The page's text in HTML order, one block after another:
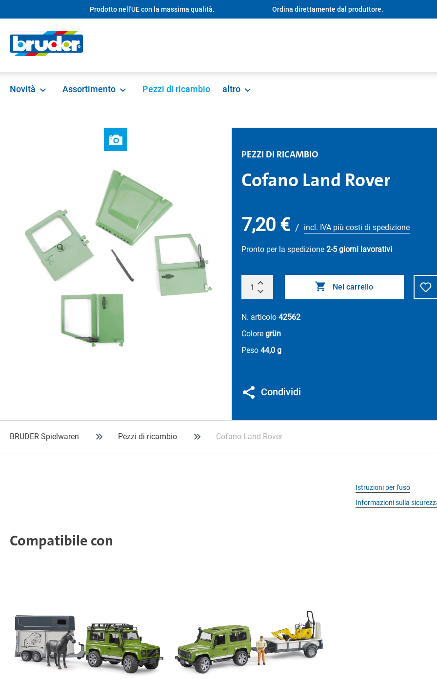
Passa alla navigazione principaleProdotto nell'UE con la massima qualità. Ordina direttamente dal produttore.
Novità Assortimento Pezzi di ricambio altro
PEZZI DI RICAMBIO
Cofano Land Rover
7,20 € / incl. IVA più costi di spedizione
Pronto per la spedizione 2-5 giorni lavorativi
Nel carrello
N. articolo 42562
Colore grün
Peso 44,0 g
Condividi
BRUDER Spielwaren Pezzi di ricambio Cofano Land Rover
Istruzioni per l'uso
Informazioni sulla
Compatibile con